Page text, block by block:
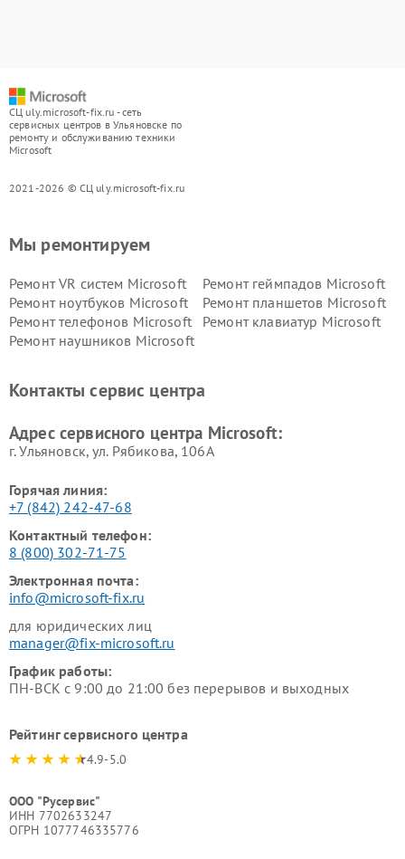
СЦ uly.microsoft-fix.ru - сеть
сервисных центров в Ульяновске по
ремонту и обслуживанию техники
Microsoft
2021-2026 © СЦ uly.microsoft-fix.ru
Мы ремонтируем
Ремонт VR систем Microsoft
Ремонт геймпадов Microsoft
Ремонт ноутбуков Microsoft
Ремонт планшетов Microsoft
Ремонт телефонов Microsoft
Ремонт клавиатур Microsoft
Ремонт наушников Microsoft
Контакты сервис центра
Адрес сервисного центра Microsoft:
г. Ульяновск, ул. Рябикова, 106А
Горячая линия:
+7 (842) 242-47-68
Контактный телефон:
8 (800) 302-71-75
Электронная почта:
info@microsoft-fix.ru
для юридических лиц
manager@fix-microsoft.ru
График работы:
ПН-ВСК с 9:00 до 21:00 без перерывов и выходных
Рейтинг сервисного центра
4.9-5.0
ООО "Русервис"
ИНН 7702633247
ОГРН 1077746335776